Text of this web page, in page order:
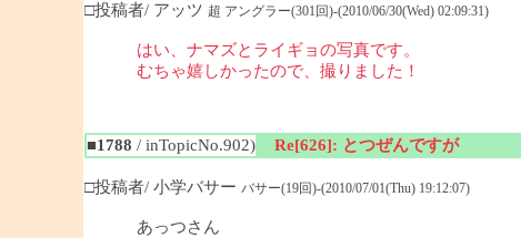
□投稿者/ アッツ 超 アングラー(301回)-(2010/06/30(Wed) 02:09:31)
はい、ナマズとライギョの写真です。
むちゃ嬉しかったので、撮りました！
■1788 / inTopicNo.902)
Re[626]: とつぜんですが
□投稿者/ 小学バサー バサー(19回)-(2010/07/01(Thu) 19:12:07)
あっつさん